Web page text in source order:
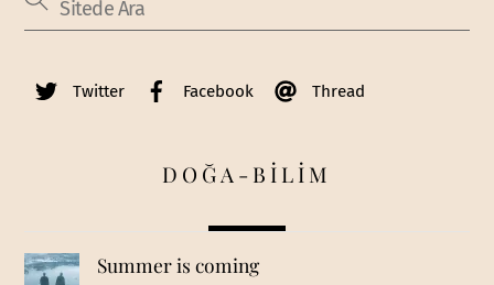
Twitter Facebook Thread
DOĞA-BİLİM
Summer is coming